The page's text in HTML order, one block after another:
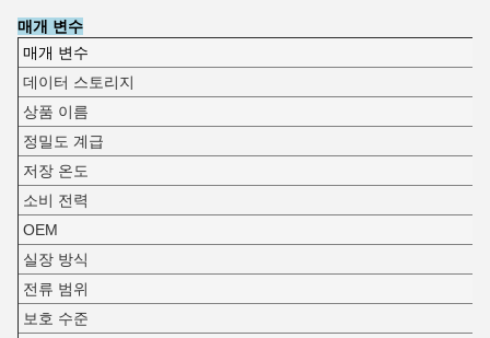
매개 변수
매개 변수
데이터 스토리지
상품 이름
정밀도 계급
저장 온도
소비 전력
OEM
실장 방식
전류 범위
보호 수준